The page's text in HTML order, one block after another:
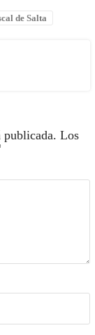
de Salta
publicada. Los